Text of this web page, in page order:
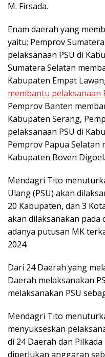
M. Firsada.
Enam daerah yang
yaitu; Pemprov
pelaksanaan PSU di
Sumatera Selatan
Kabupaten Empat
membantu pelaksanaan
Pemprov Banten
Kabupaten Serang,
pelaksanaan PSU di
Pemprov Papua Selatan
Kabupaten Boven Digoel.
Mendagri Tito
Ulang (PSU) akan
20 Kabupaten, dan 3
akan dilaksanakan pada
adanya putusan MK
2024.
Dari 24 Daerah yang
Daerah melaksanakan
melaksanakan PSU
Mendagri Tito
menyukseskan
di 24 Daerah dan
diperlukan anggaran